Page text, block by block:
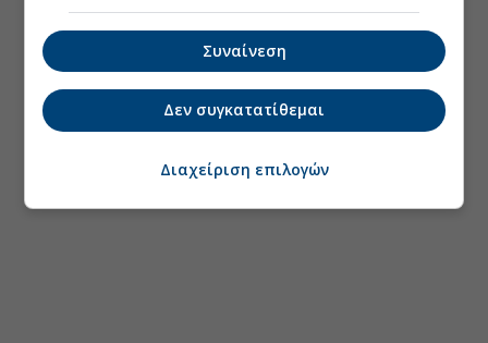
Συναίνεση
Δεν συγκατατίθεμαι
Διαχείριση επιλογών